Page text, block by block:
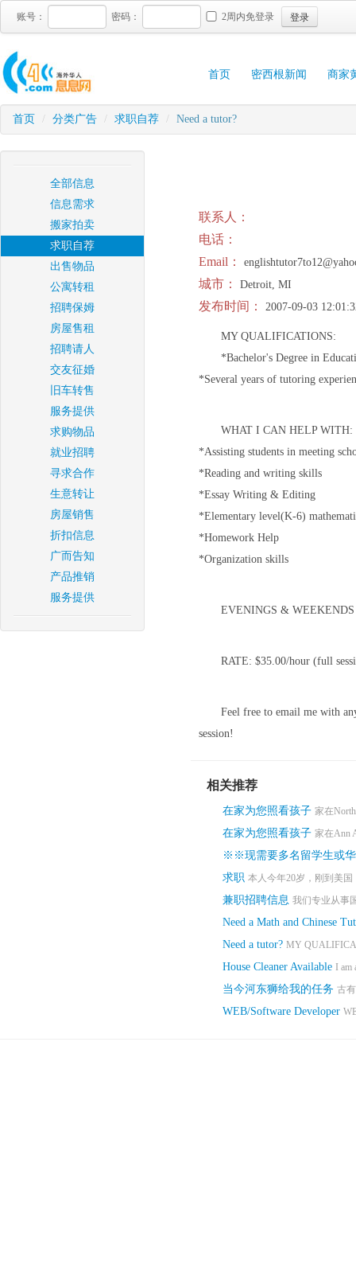
账号： 密码： 2周内免登录 登录
首页 密西根新闻 商家
首页 / 分类广告 / 求职自荐 / Need a tutor?
全部信息
信息需求
搬家拍卖
求职自荐
出售物品
公寓转租
招聘保姆
房屋售租
招聘请人
交友征婚
旧车转售
服务提供
求购物品
就业招聘
寻求合作
生意转让
房屋销售
折扣信息
广而告知
产品推销
服务提供
联系人：
电话：
Email：
城市： Detroit, MI
发布时间： 2007-09-03
MY QUALIFICATIONS:
*Bachelor's Degree in
*Several years of tutoring
WHAT I CAN HELP WITH:
*Assisting students in meeting
*Reading and writing skills
*Essay Writing & Editing
*Elementary level(K-6)
*Homework Help
*Organization skills
EVENINGS &
RATE: $35.00/hour (full
Feel free to email me with
session!
相关推荐
在家为您照看孩子 家在
在家为您照看孩子 家在Ann
※※现需要多名留学生或
求职 本人今年20岁，刚到美
兼职招聘信息 我们专业从事
Need a Math and Chinese
Need a tutor? MY
House Cleaner Available I
当今河东狮给我的任务 古
WEB/Software Developer